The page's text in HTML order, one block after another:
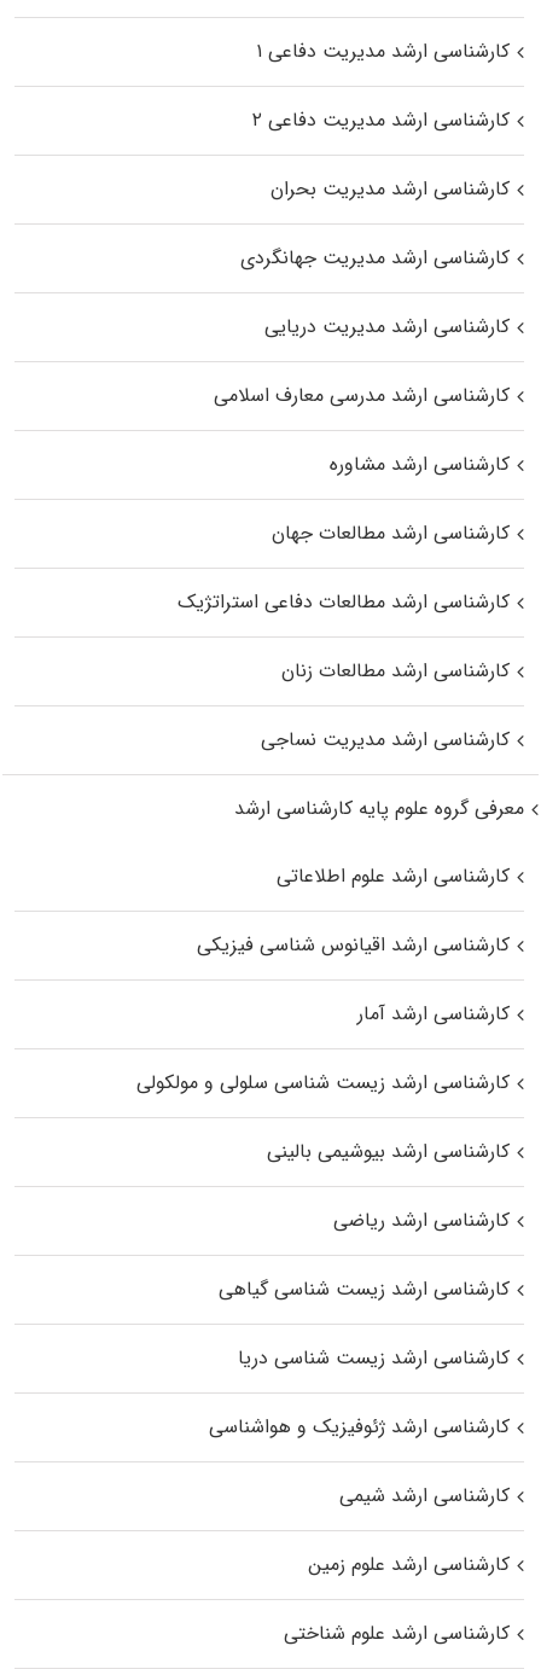
کارشناسی ارشد مدیریت دفاعی ۱
کارشناسی ارشد مدیریت دفاعی ۲
کارشناسی ارشد مدیریت بحران
کارشناسی ارشد مدیریت جهانگردی
کارشناسی ارشد مدیریت دریایی
کارشناسی ارشد مدرسی معارف اسلامی
کارشناسی ارشد مشاوره
کارشناسی ارشد مطالعات جهان
کارشناسی ارشد مطالعات دفاعی استراتژیک
کارشناسی ارشد مطالعات زنان
کارشناسی ارشد مدیریت نساجی
معرفی گروه علوم پایه کارشناسی ارشد
کارشناسی ارشد علوم اطلاعاتی
کارشناسی ارشد اقیانوس‌ شناسی فیزیکی
کارشناسی ارشد آمار
کارشناسی ارشد زیست شناسی سلولی و مولکولی
کارشناسی ارشد بیوشیمی بالینی
کارشناسی ارشد ریاضی
کارشناسی ارشد زیست‌ شناسی گیاهی
کارشناسی ارشد زیست‌ شناسی دریا
کارشناسی ارشد ژئوفیزیک و هواشناسی
کارشناسی ارشد شیمی
کارشناسی ارشد علوم زمین
کارشناسی ارشد علوم شناختی